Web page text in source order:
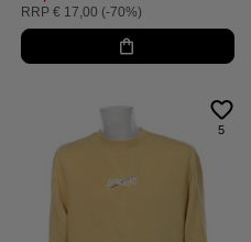
Unverbindliche Preisempfehlung:
RRP € 17,00 (-70%)
5